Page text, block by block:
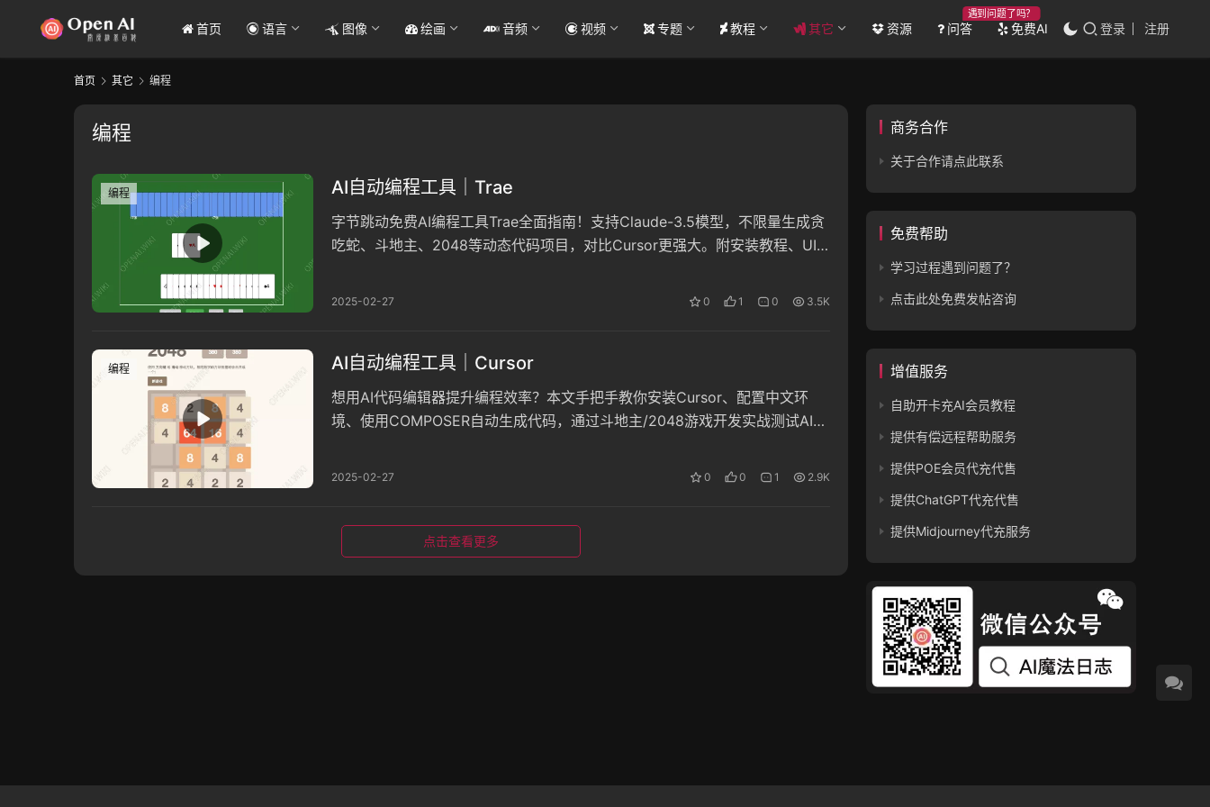
首页 语言 图像 绘画 音频 视频 专题 教程 其它 资源 问答
遇到问题了吗？
免费AI 登录 注册
首页 其它 编程
编程
编程 AI自动编程工具｜Trae
字节跳动免费AI编程工具Trae全面指南！支持Claude-3.5模型，不限量生成贪
吃蛇、斗地主、2048等动态代码项目，对比Cursor更强大。附安装教程、UI
2025-02-27 0 1 0 3.5K
编程 AI自动编程工具｜Cursor
想用AI代码编辑器提升编程效率？本文手把手教你安装Cursor、配置中文环
境、使用COMPOSER自动生成代码，通过斗地主/2048游戏开发实战测试AI能
2025-02-27 0 0 1 2.9K
点击查看更多
商务合作
关于合作请点此联系
免费帮助
学习过程遇到问题了？
点击此处免费发帖咨询
增值服务
自助开卡充AI会员教程
提供有偿远程帮助服务
提供POE会员代充代售
提供ChatGPT代充代售
提供Midjourney代充服务